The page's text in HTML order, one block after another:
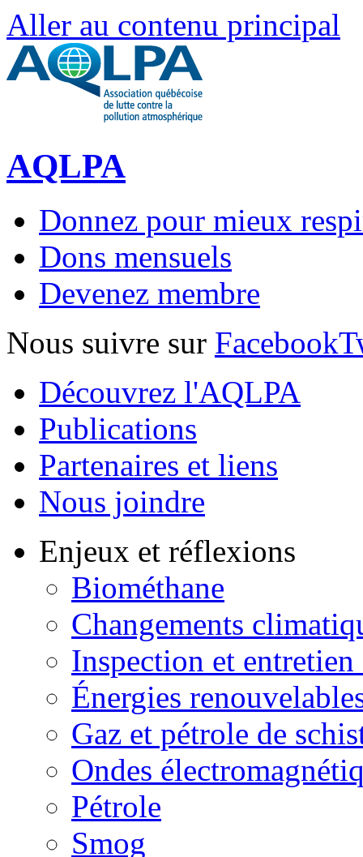
Aller au contenu principal
AQLPA
Donnez pour mieux
Dons mensuels
Devenez membre
Nous suivre sur Facebook
Découvrez l'AQLPA
Publications
Partenaires et liens
Nous joindre
Enjeux et réflexions
Biométhane
Changements
Inspection et entretien
Énergies
Gaz et pétrole de
Ondes
Pétrole
Smog